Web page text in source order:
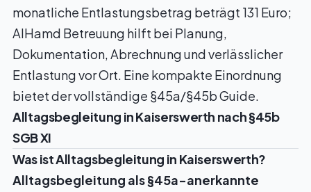
monatliche Entlastungsbetrag beträgt 131 Euro;
AlHamd Betreuung hilft bei Planung,
Dokumentation, Abrechnung und verlässlicher
Entlastung vor Ort. Eine kompakte Einordnung
bietet dervollständige §45a/§45b Guide.
Alltagsbegleitung in Kaiserswerth nach §45b
SGB XI
Was ist Alltagsbegleitung in Kaiserswerth?
Alltagsbegleitung als §45a-anerkannte